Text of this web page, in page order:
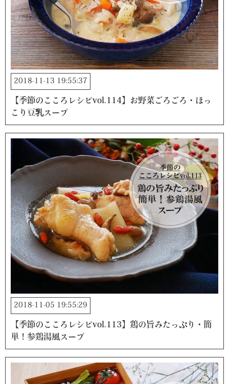
2018-11-13 19:55:37
【季節のこころレシピvol.114】お野菜ごろごろ・ほっ
こり豆乳スープ
2018-11-05 19:55:29
【季節のこころレシピvol.113】鶏の旨みたっぷり・簡
単！参鶏湯風スープ